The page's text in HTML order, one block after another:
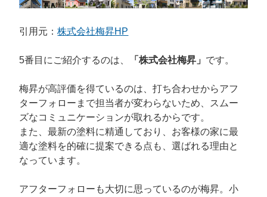
引用元：株式会社梅昇HP
5番目にご紹介するのは、 「株式会社梅昇」 です。
梅昇が高評価を得ているのは、打ち合わせからアフ
ターフォローまで担当者が変わらないため、スムー
ズなコミュニケーションが取れるからです。
また、最新の塗料に精通しており、お客様の家に最
適な塗料を的確に提案できる点も、選ばれる理由と
なっています。
アフターフォローも大切に思っているのが梅昇。小